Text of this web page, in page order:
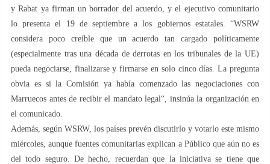
y Rabat ya firman un borrador del acuerdo, y el ejecutivo comunitario
lo presenta el 19 de septiembre a los gobiernos estatales. “WSRW
considera poco creíble que un acuerdo tan cargado políticamente
(especialmente tras una década de derrotas en los tribunales de la UE)
pueda negociarse, finalizarse y firmarse en solo cinco días. La pregunta
obvia es si la Comisión ya había comenzado las negociaciones con
Marruecos antes de recibir el mandato legal“, insinúa la organización en
el comunicado.
Además, según WSRW, los países prevén discutirlo y votarlo este mismo
miércoles, aunque fuentes comunitarias explican a Público que aún no es
del todo seguro. De hecho, recuerdan que la iniciativa se tiene que